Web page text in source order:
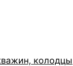
колодцы